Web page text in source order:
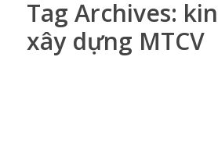
Tag Archives:
xây dựng MTCV